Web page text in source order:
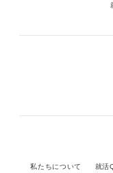
私たちについて 就活